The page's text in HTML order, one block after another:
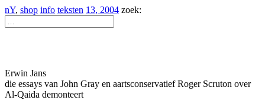
nY, shop info teksten 13, 2004 zoek:
Erwin Jans
die essays van John Gray en aartsconservatief Roger Scruton over
Al-Qaida demonteert